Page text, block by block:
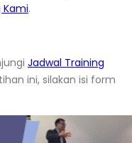
Kami.
Jadwal Training
ini, silakan isi form